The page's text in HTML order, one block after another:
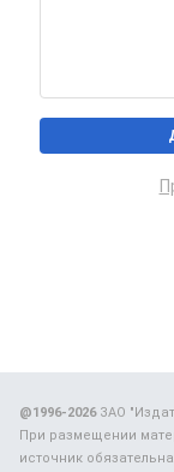
@1996-2026ЗАО
При размещении
источник